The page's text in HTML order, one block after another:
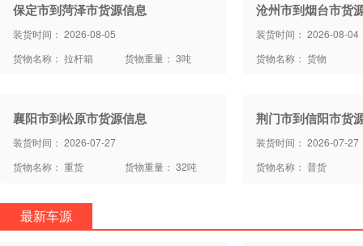
保定市到菏泽市货源信息
装货时间： 2026-08-05
货物名称： 拉杆箱
货物重量： 3吨
沧州市到烟台市货
装货时间： 2026-08-04
货物名称： 货物
襄阳市到松原市货源信息
装货时间： 2026-07-27
货物名称： 重货
货物重量： 32吨
荆门市到信阳市货
装货时间： 2026-07-27
货物名称： 普货
最新车源